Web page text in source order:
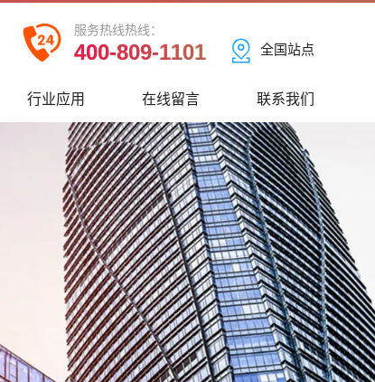
全国站点
服务热线热线：
400-809-1101
行业应用 在线留言 联系我们